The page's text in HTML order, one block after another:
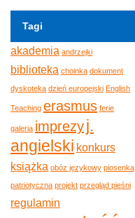
Tagi
akademia andrzejki
biblioteka choinka dokument
dyskoteka dzień europejski English
Teaching erasmus ferie
galeria imprezyj.
angielski konkurs
książka obóz językowy piosenka
patriotyczna projekt przegląd pieśni
regulamin